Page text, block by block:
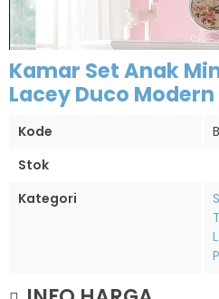
Kamar Set Anak
Lacey Duco Modern
Kode
Stok
Kategori